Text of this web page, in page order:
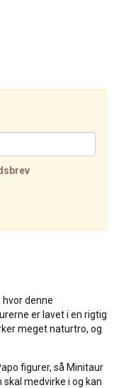
denne
er lavet i en rigtig
meget naturtro, og
figurer, så Minitaur
medvirke i og kan